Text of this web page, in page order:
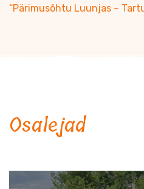
“Pärimusõhtu Luunjas –
Osalejad